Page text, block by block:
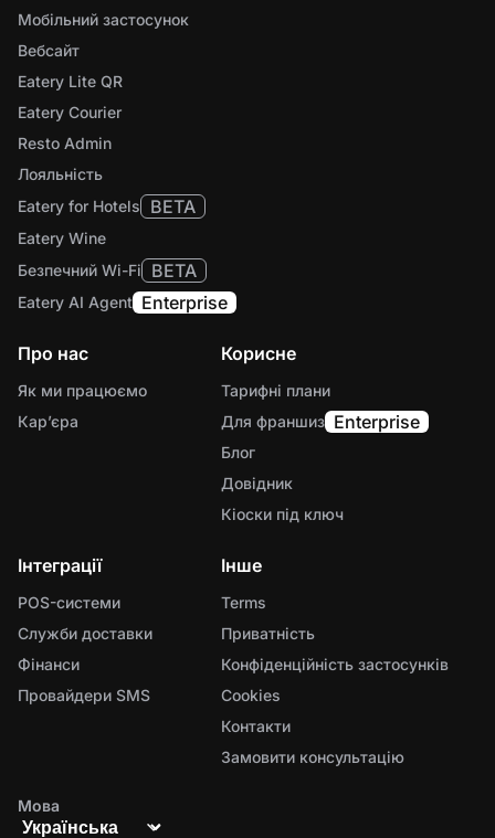
Мобільний застосунок
Вебсайт
Eatery Lite QR
Eatery Courier
Resto Admin
Лояльність
Eatery for Hotels
BETA
Eatery Wine
Безпечний Wi-Fi
BETA
Eatery AI Agent Enterprise
Про нас
Як ми працюємо
Карʼєра
Корисне
Тарифні плани
Для франшиз Enterprise
Блог
Довідник
Кіоски під ключ
Інтеграції
POS-системи
Служби доставки
Фінанси
Провайдери SMS
Інше
Terms
Приватність
Конфіденційність застосунків
Cookies
Контакти
Замовити консультацію
Мова